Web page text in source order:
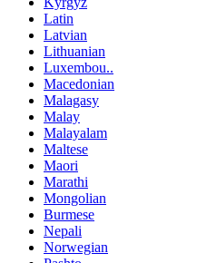
Latin
Latvian
Lithuanian
Luxembou..
Macedonian
Malagasy
Malay
Malayalam
Maltese
Maori
Marathi
Mongolian
Burmese
Nepali
Norwegian